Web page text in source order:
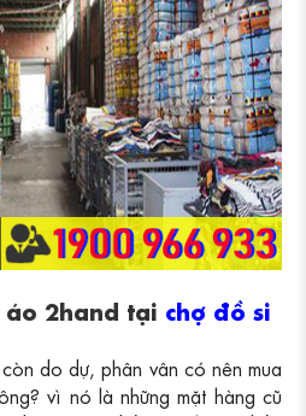
áo 2hand tại chợ đồ si
do dự, phân vân có nên mua
vì nó là những mặt hàng cũ